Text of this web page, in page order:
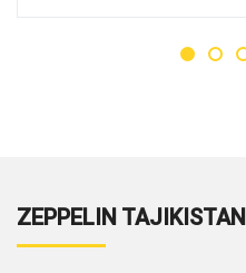
ZEPPELIN TAJIKISTAN